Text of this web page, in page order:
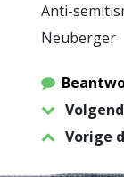
Anti-
Neuberger
Vorige